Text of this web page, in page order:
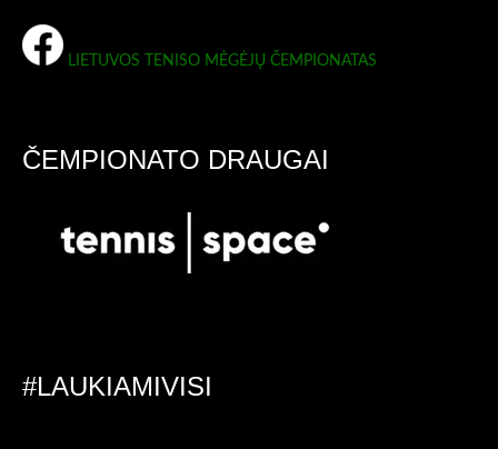
LIETUVOS TENISO MĖGĖJŲ ČEMPIONATAS
ČEMPIONATO DRAUGAI
#LAUKIAMIVISI